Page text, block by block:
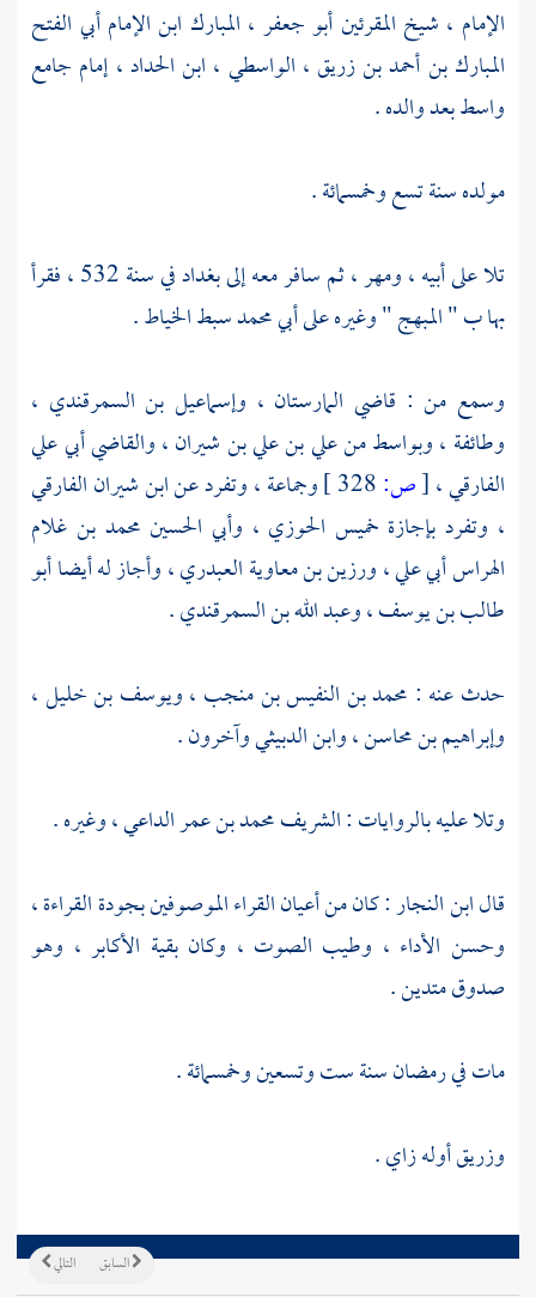
الإمام ، شيخ المقرئين أبو جعفر ، المبارك ابن الإمام أبي الفتح
المبارك بن أحمد بن زريق ، الواسطي ، ابن الحداد ، إمام جامع
واسطبعد والده .
مولده سنة تسع وخمسمائة .
تلا على أبيه ، ومهر ، ثم سافر معه إلىبغداد
في سنة 532 ، فقرأ
بها ب " المبهج " وغيره علىأبي محمد سبط الخياط.
وسمع من : قاضي المارستان ، وإسماعيل بن السمرقندي ،
وطائفة ،وبواسطمنعلي بن علي بن شيران،والقاضي أبي علي
الفارقي،[ص: وجماعة ، وتفرد عنابن شيران الفارقي
، وتفرد بإجازة خميس الحوزي ، وأبي الحسين محمد بن غلام
الهراس أبي علي،ورزين بن معاوية العبدري، وأجاز له أيضاأبو
طالب بن يوسف،وعبد الله بن السمرقندي.
حدث عنه : محمد بن النفيس بن منجب ،ويوسف بن خليل،
وإبراهيم بن محاسن،وابن الدبيثيوآخرون .
وتلا عليه بالروايات :الشريف محمد بن عمر الداعي، وغيره .
قالابن النجار: كان من أعيان القراء الموصوفين بجودة القراءة ،
وحسن الأداء ، وطيب الصوت ، وكان بقية الأكابر ، وهو
صدوق متدين .
مات في رمضان سنة ست وتسعين وخمسمائة .
وزريق أوله زاي .
التالي السابق